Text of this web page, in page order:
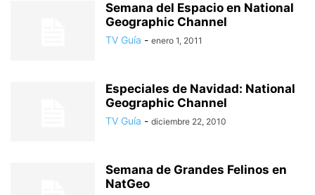
Semana del Espacio en National
Geographic Channel
TV Guía - enero 1, 2011
Especiales de Navidad: National
Geographic Channel
TV Guía - diciembre 22, 2010
Semana de Grandes Felinos en
NatGeo